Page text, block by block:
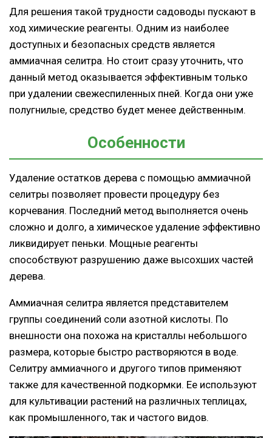
Для решения такой трудности садоводы пускают в
ход химические реагенты. Одним из наиболее
доступных и безопасных средств является
аммиачная селитра. Но стоит сразу уточнить, что
данный метод оказывается эффективным только
при удалении свежеспиленных пней. Когда они уже
полугнилые, средство будет менее действенным.
Особенности
Удаление остатков дерева с помощью аммиачной
селитры позволяет провести процедуру без
корчевания. Последний метод выполняется очень
сложно и долго, а химическое удаление эффективно
ликвидирует пеньки. Мощные реагенты
способствуют разрушению даже высохших частей
дерева.
Аммиачная селитра является представителем
группы соединений соли азотной кислоты. По
внешности она похожа на кристаллы небольшого
размера, которые быстро растворяются в воде.
Селитру аммиачного и другого типов применяют
также для качественной подкормки. Ее используют
для культивации растений на различных теплицах,
как промышленного, так и частого видов.